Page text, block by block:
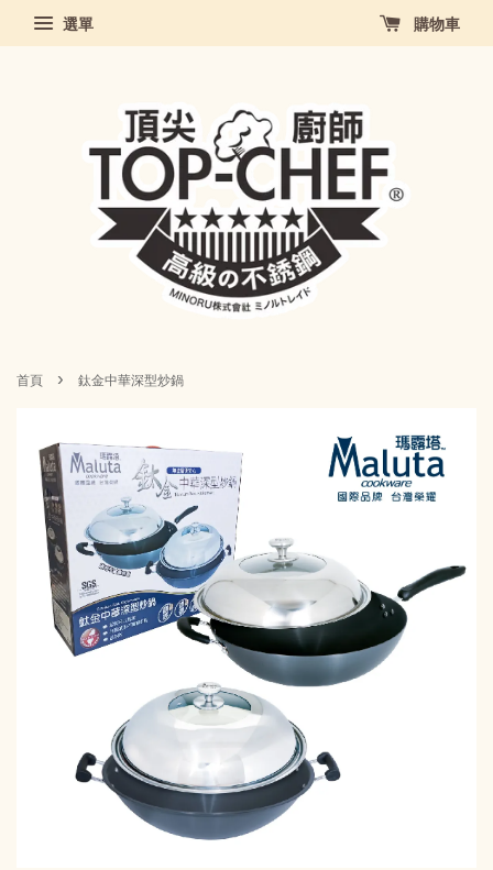
選單 購物車
首頁 › 鈦金中華深型炒鍋